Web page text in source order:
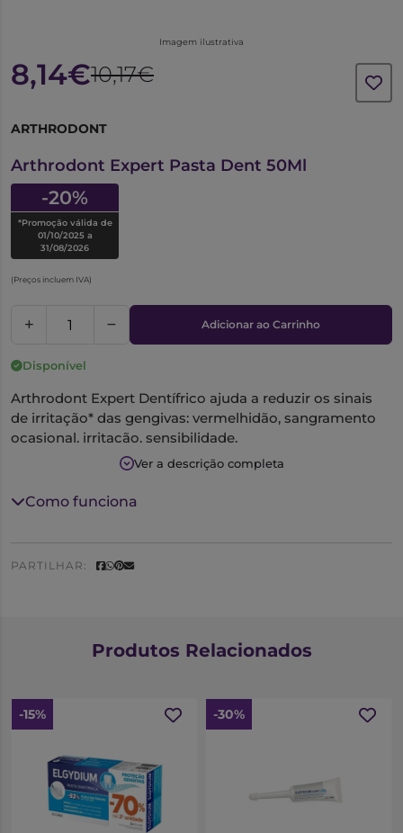
Imagem ilustrativa
8,14€10,17€
ARTHRODONT
Arthrodont Expert Pasta Dent 50Ml
-20%
*Promoção válida de
01/10/2025 a
31/08/2026
(Preços incluem IVA)
Adicionar ao Carrinho
Disponível
Arthrodont Expert Dentífrico ajuda a reduzir os sinais
de irritação* das gengivas: vermelhidão, sangramento
ocasional, irritação, sensibilidade.
Calmante para gengivas irritadas.Fortalece as gengivas
das gengivas.A partir dos 12 anos.
Ver a descrição completa
Como funciona
PARTILHAR:
Produtos Relacionados
-15% -30%